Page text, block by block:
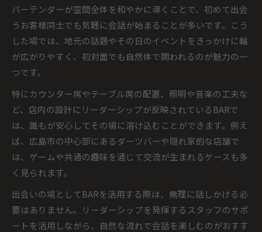
バーテンダーが空間全体を和やかに導くことで、初めて出会
うお客様同士でも気軽に会話が始まることが多いです。こう
した場では、地元の話題やその日のイベントをきっかけに輪
が広がりやすく、初対面でも自然体で関われるのが魅力の一
つです。
特にカウンター席やテーブル席の配置、照明や音楽の工夫な
ど、店内の設計にリーダーシップが反映されているBARで
は、誰もが安心してその場に溶け込むことができます。例え
ば、広島市の中心部にあるダーツバーや隠れ家的な店舗で
は、ゲームや共通の趣味を通じて交流が生まれるケースも多
く見られます。
出会いの場としてBARを活用する際は、無理に話しかける必
要はありません。リーダーシップを発揮するスタッフのサポ
ートを活用しながら、自然な流れで会話を楽しむのがおすす